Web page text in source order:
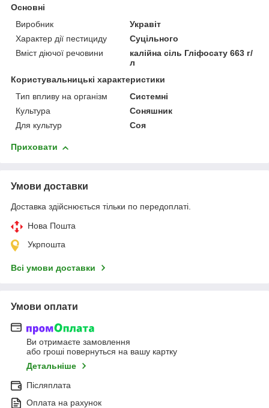
Основні
Виробник
Укравіт
Характер дії пестициду
Суцільного
Вміст діючої речовини
калійна сіль Гліфосату 663 г/
л
Користувальницькі характеристики
Тип впливу на організм
Системні
Культура
Соняшник
Для культур
Соя
Приховати
Умови доставки
Доставка здійснюється тільки по передоплаті.
Нова Пошта
Укрпошта
Всі умови доставки
Умови оплати
Ви отримаєте замовлення
або гроші повернуться на вашу картку
Детальніше
Післяплата
Оплата на рахунок